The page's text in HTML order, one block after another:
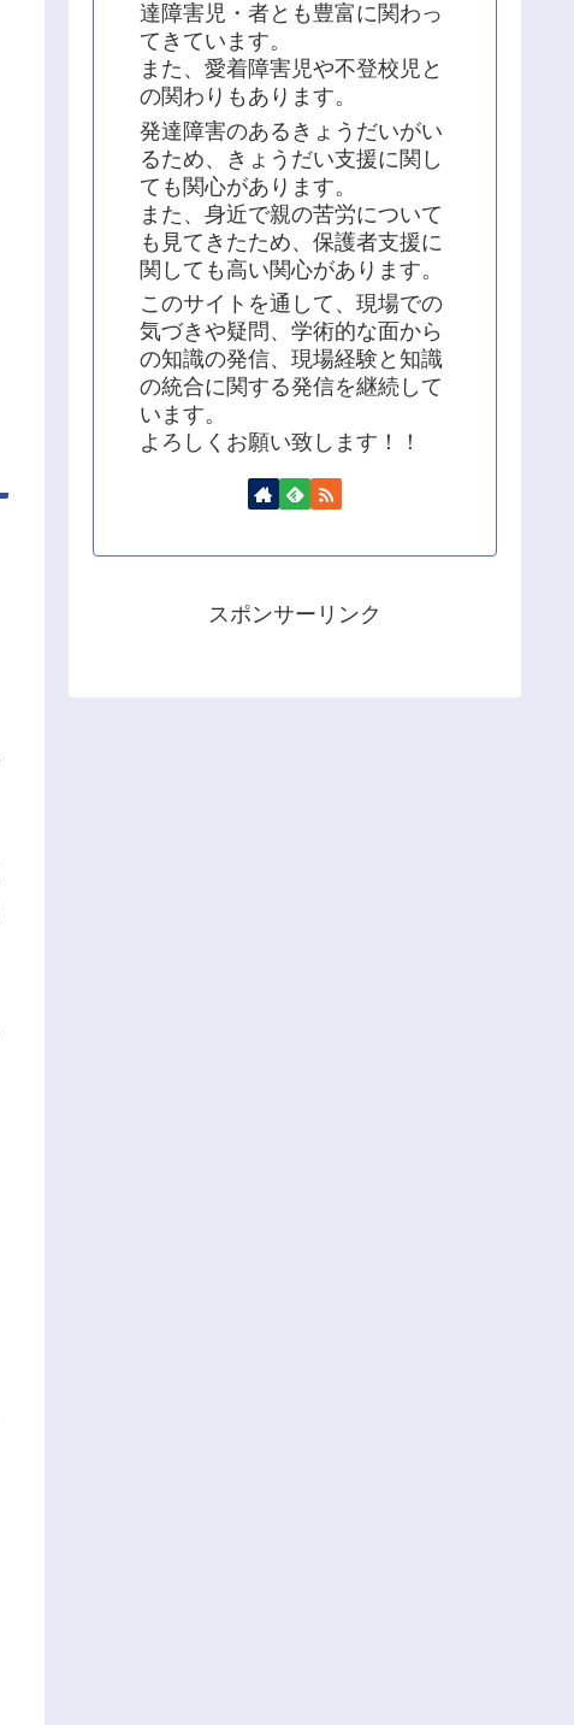
達障害児・者とも豊富に関わっ
てきています。
また、愛着障害児や不登校児と
の関わりもあります。
発達障害のあるきょうだいがい
るため、きょうだい支援に関し
ても関心があります。
また、身近で親の苦労について
も見てきたため、保護者支援に
関しても高い関心があります。
このサイトを通して、現場での
気づきや疑問、学術的な面から
の知識の発信、現場経験と知識
の統合に関する発信を継続して
います。
よろしくお願い致します！！
スポンサーリンク